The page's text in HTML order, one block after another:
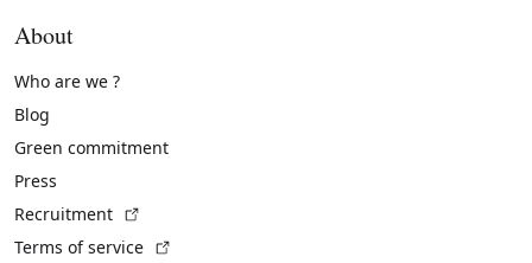
About
Who are we ?
Blog
Green commitment
Press
Recruitment
Terms of service